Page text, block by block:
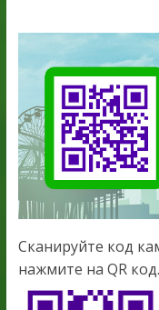
Сканируйте код
нажмите на QR код.